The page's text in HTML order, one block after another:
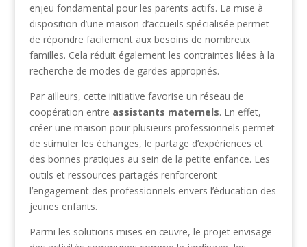
enjeu fondamental pour les parents actifs. La mise à
disposition d’une maison d’accueils spécialisée permet
de répondre facilement aux besoins de nombreux
familles. Cela réduit également les contraintes liées à la
recherche de modes de gardes appropriés.
Par ailleurs, cette initiative favorise un réseau de
coopération entre assistants maternels. En effet,
créer une maison pour plusieurs professionnels permet
de stimuler les échanges, le partage d’expériences et
des bonnes pratiques au sein de la petite enfance. Les
outils et ressources partagés renforceront
l’engagement des professionnels envers l’éducation des
jeunes enfants.
Parmi les solutions mises en œuvre, le projet envisage